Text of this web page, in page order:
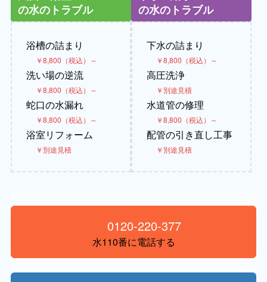
の水のトラブル
浴槽の詰まり
￥8,800（税込）～
洗い場の逆流
￥8,800（税込）～
蛇口の水漏れ
￥8,800（税込）～
浴室リフォーム
￥別途見積
の水のトラブル
下水の詰まり
￥8,800（税込）～
高圧洗浄
￥別途見積
水道管の修理
￥8,800（税込）～
配管の引き直し工事
￥別途見積
0120-220-377
水110番に電話する